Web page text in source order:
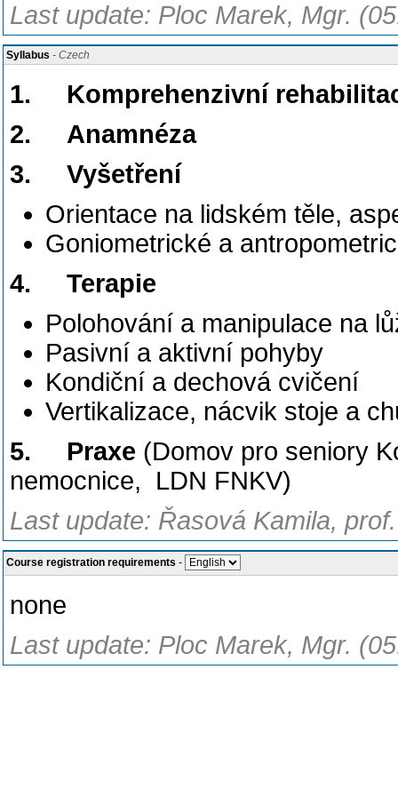
Last update: Ploc Marek, Mgr.
Syllabus - Czech
1. Komprehenzivní
2. Anamnéza
3. Vyšetření
Orientace na lidském těle,
Goniometrické a
4. Terapie
Polohování a manipulace na
Pasivní a aktivní pohyby
Kondiční a dechová cvičení
Vertikalizace, nácvik stoje a
5. Praxe (Domov pro seniory
nemocnice, LDN FNKV)
Last update: Řasová Kamila,
Course registration requirements -
none
Last update: Ploc Marek, Mgr.